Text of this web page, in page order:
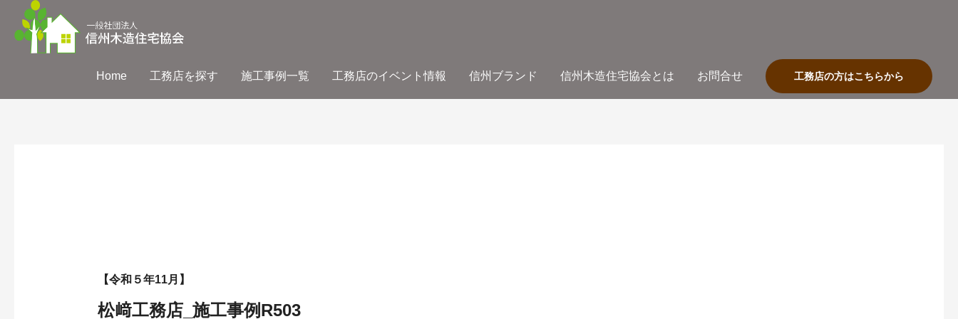
Home 工務店を探す 施工事例一覧 工務店のイベント情報 信州ブランド 信州木造住宅協会とは お問合せ 工務店の方はこちらから
【令和５年11月】
松﨑工務店_施工事例R503